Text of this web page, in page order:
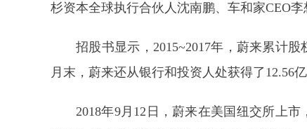
杉资本全球执行合伙人沈南鹏、车和家CEO李
招股书显示，2015~2017年，蔚来累计
月末，蔚来还从银行和投资人处获得了12.56亿
2018年9月12日，蔚来在美国纽交所上